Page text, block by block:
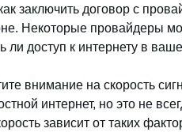
заключить договор с
Некоторые провайдеры
ли доступ к интернету в
внимание на скорость
интернет, но это не
зависит от таких